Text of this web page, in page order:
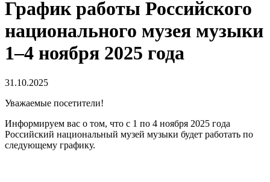
График работы Российского
национального музея музыки
1–4 ноября 2025 года
31.10.2025
Уважаемые посетители!
Информируем вас о том, что с 1 по 4 ноября 2025 года
Российский национальный музей музыки будет работать по
следующему графику.